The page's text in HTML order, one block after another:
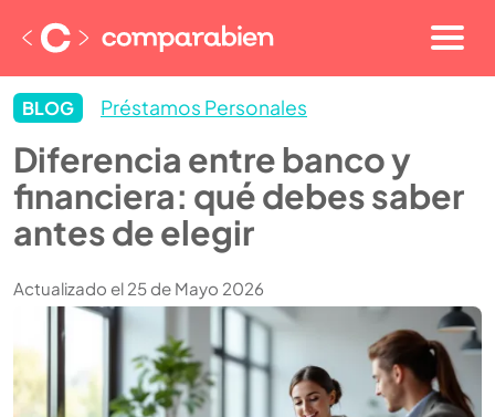
BLOG Préstamos Personales
Diferencia entre banco y
financiera: qué debes saber
antes de elegir
Actualizado el 25 de Mayo 2026